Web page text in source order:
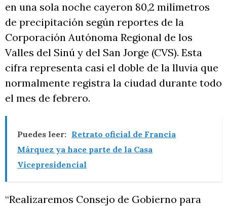
en una sola noche cayeron 80,2 milímetros
de precipitación según reportes de la
Corporación Autónoma Regional de los
Valles del Sinú y del San Jorge (CVS). Esta
cifra representa casi el doble de la lluvia que
normalmente registra la ciudad durante todo
el mes de febrero.
Puedes leer: Retrato oficial de Francia
Márquez ya hace parte de la Casa
Vicepresidencial
“Realizaremos Consejo de Gobierno para